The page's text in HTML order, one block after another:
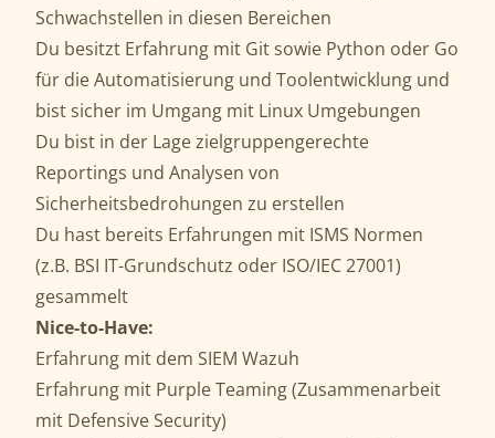
Schwachstellen in diesen Bereichen
Du besitzt Erfahrung mit Git sowie Python oder Go
für die Automatisierung und Toolentwicklung und
bist sicher im Umgang mit Linux Umgebungen
Du bist in der Lage zielgruppengerechte
Reportings und Analysen von
Sicherheitsbedrohungen zu erstellen
Du hast bereits Erfahrungen mit ISMS Normen
(z.B. BSI IT-Grundschutz oder ISO/IEC 27001)
gesammelt
Nice-to-Have:
Erfahrung mit dem SIEM Wazuh
Erfahrung mit Purple Teaming (Zusammenarbeit
mit Defensive Security)